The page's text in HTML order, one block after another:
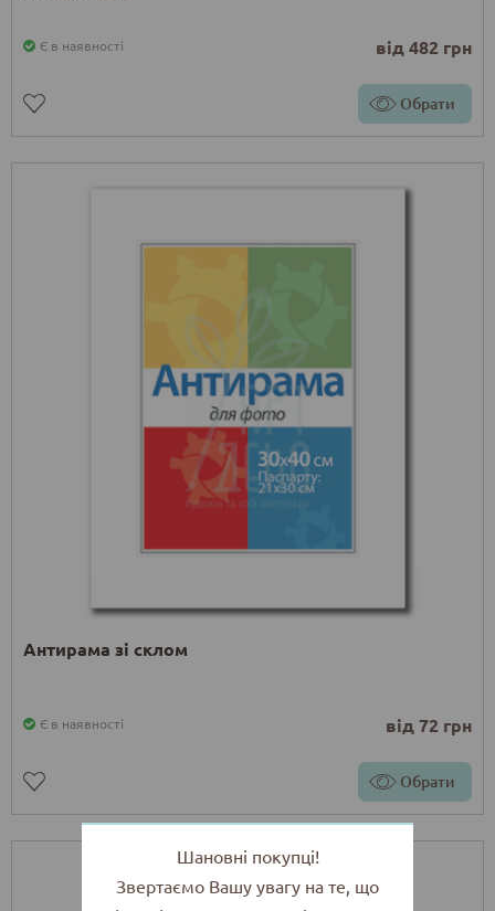
Є в наявності від 482 грн
Обрати
Антирама зі склом
Є в наявності від 72 грн
Обрати
Шановні покупці!
Звертаємо Вашу увагу на те, що